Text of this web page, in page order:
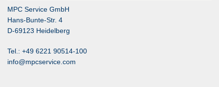
MPC Service GmbH
Hans-Bunte-Str. 4
D-69123 Heidelberg
Tel.: +49 6221 90514-100
info@mpcservice.com